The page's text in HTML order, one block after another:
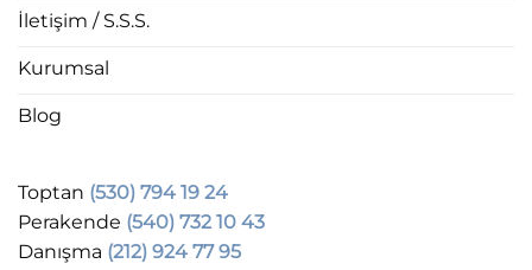
İletişim / S.S.S.
Kurumsal
Blog
Toptan (530) 794 19 24
Perakende (540) 732 10 43
Danışma (212) 924 77 95